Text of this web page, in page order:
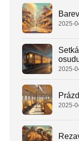
2025-
2025-
2025-